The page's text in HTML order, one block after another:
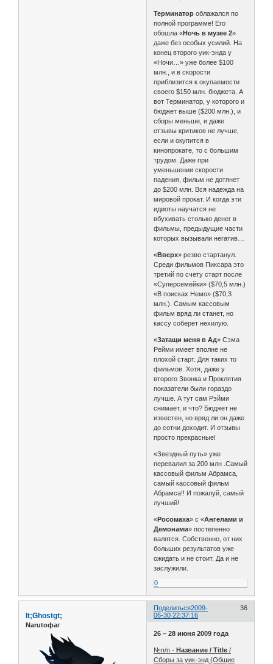
Терминатор облажался по
полной программе! Его
обошла «Ночь в музее 2»
даже без особых усилий. На
конец второго уик-энда у
«Ночи…» уже более $100
млн., и в скорости
приблизится к окупаемости
своего $150 млн. бюджета. А
вот Терминатор, у которого и
бюджет выше ($200 млн.), и
сборы меньше, и даже
отзывы критиков не лучше,
если и окупится в
кинопрокате, то с большим
трудом. Даже при
уменьшении скорости
падения, фильм не дотянет
до $200 млн. Вся надежда на
мировой прокат. И когда эти
идиоты научатся не
вбухивать столько денег в
фильмы, предыдущие части
которых вызывали негатив…
«Вверх» резво стартанул.
Среди фильмов Пиксара это
третий по счету старт после
«Суперсемейки» ($70,5 млн.)
«В поисках Немо» ($70,3
млн.). Самым кассовым
фильм вряд ли станет, но
кассу соберет нехилую.
«Затащи меня в Ад» Сэма
Рейми имеет вполне не
плохой старт. Для таких то
фильмов. Хотя, даже у
второго Звонка и Проклятия
показатели были гораздо
лучше. А тут сам Рэйми
снимает, и что? Бюджет не
известен, но вряд ли он даже
до сотни доходит. И отзывы
просто прекрасные!
«Звездный путь» уже
перевалил за 200 млн .Самый
кассовый фильм Абрамса,
самый кассовый фильм
Абрамса!! И пожалуй, самый
лучший!
«Росомаха» с «Ангелами и
Демонами» постепенно
валятся. Собственно, от них
больших результатов уже
ожидать и не стоит. Да и не
заслужили.
0
Поделиться 36
2009-
06-30 22:37:16
lt;Ghostgt;
Narutoфаг
26 – 28 июня 2009 года
№п/п -Название / Title /
Сборы за уик-энд (Общие